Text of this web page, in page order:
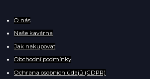
O nás
Naše kavárna
Jak nakupovat
Obchodní podmínky
Ochrana osobních údajů (GDPR)